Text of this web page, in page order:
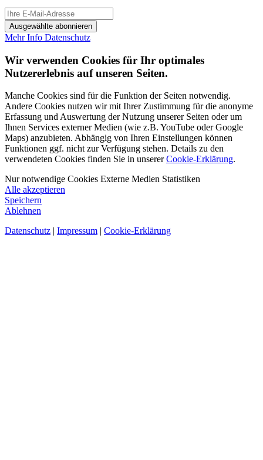
Ausgewählte abonnieren
Mehr Info Datenschutz
Wir verwenden Cookies für Ihr optimales
Nutzererlebnis auf unseren Seiten.
Manche Cookies sind für die Funktion der Seiten notwendig.
Andere Cookies nutzen wir mit Ihrer Zustimmung für die anonyme
Erfassung und Auswertung der Nutzung unserer Seiten oder um
Ihnen Services externer Medien (wie z.B. YouTube oder Google
Maps) anzubieten. Abhängig von Ihren Einstellungen können
Funktionen ggf. nicht zur Verfügung stehen. Details zu den
verwendeten Cookies finden Sie in unsererCookie-Erklärung.
Nur notwendige Cookies Externe Medien Statistiken
Alle akzeptieren
Speichern
Ablehnen
Datenschutz | Impressum | Cookie-Erklärung